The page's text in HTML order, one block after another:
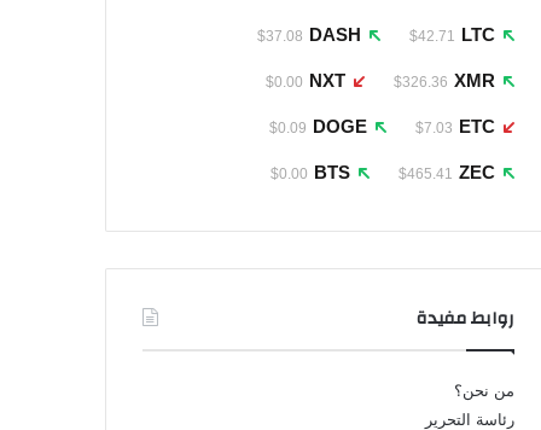
LTC
$42.71
DASH
$37.08
XMR
$326.36
NXT
$0.00
ETC
$7.03
DOGE
$0.09
ZEC
$465.41
BTS
$0.00
روابط مفيدة
من نحن؟
رئاسة التحرير